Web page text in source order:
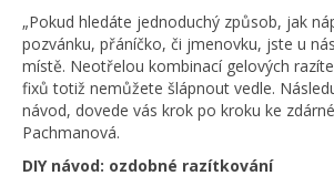
„Pokud hledáte jednoduchý způsob, jak
pozvánku, přáníčko, či jmenovku, jste u
místě. Neotřelou kombinací gelových
fixů totiž nemůžete šlápnout vedle.
návod, dovede vás krok po kroku ke
Pachmanová.
DIY návod: ozdobné razítkování